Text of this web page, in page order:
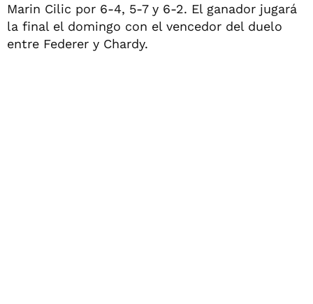
Marin Cilic por 6-4, 5-7 y 6-2. El ganador jugará
la final el domingo con el vencedor del duelo
entre Federer y Chardy.